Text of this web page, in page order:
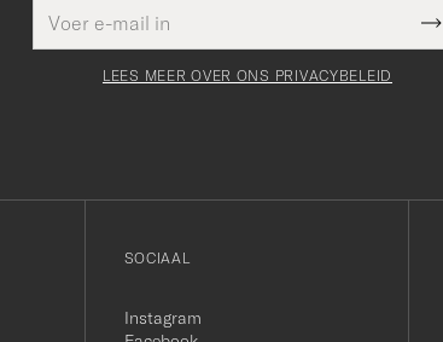
mailadres
Dit veld
moet
LEES MEER OVER ONS PRIVACYBELEID
SOCIAAL
Instagram